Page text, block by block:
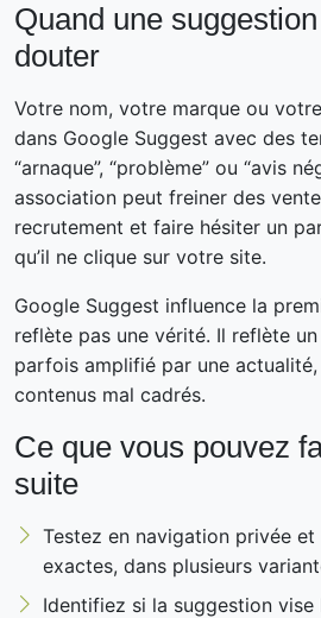
Quand une
douter
Votre nom, votre marque ou
dans Google Suggest avec des
“arnaque”, “problème” ou “avis
association peut freiner des
recrutement et faire hésiter un
qu’il ne clique sur votre site.
Google Suggest influence la
reflète pas une vérité. Il reflète
parfois amplifié par une
contenus mal cadrés.
Ce que vous pouvez
suite
Testez en navigation privée
exactes, dans plusieurs
Identifiez si la suggestion vise